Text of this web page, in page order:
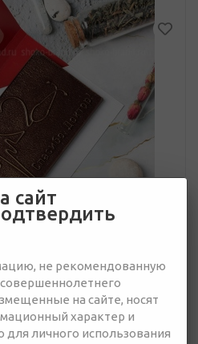
сайт
не рекомендованную
на сайте, носят
характер и
личного использования